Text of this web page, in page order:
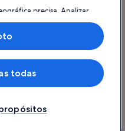
Group. Todos los
de Expedia son marcas
de Expedia, Inc.
precisa. Analizar
dispositivo para su
en un dispositivo
personalizados,
investigación de
todas